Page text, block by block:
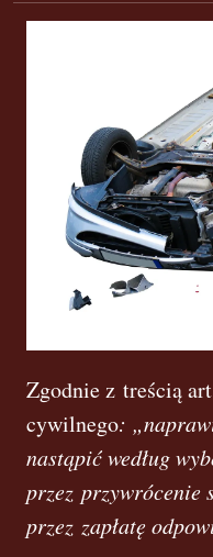
Zgodnie z treścią
cywilnego:
nastąpić według
przez przywrócenie
przez zapłatę